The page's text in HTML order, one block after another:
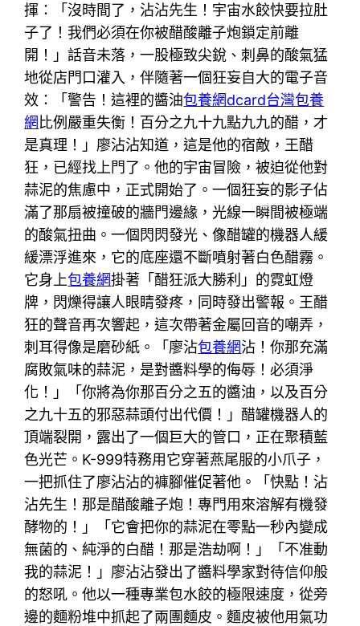
揮：「沒時間了，沾沾先生！宇宙水餃快要拉肚
子了！我們必須在你被醋酸離子炮鎖定前離
開！」話音未落，一股極致尖銳、刺鼻的酸氣猛
地從店門口灌入，伴隨著一個狂妄自大的電子音
效：「警告！這裡的醬油包養網dcard台灣包養
網 比例嚴重失衡！百分之九十九點九九的醋，才
是真理！」廖沾沾知道，這是他的宿敵，王醋
狂，已經找上門了。他的宇宙冒險，被迫從他對
蒜泥的焦慮中，正式開始了。一個狂妄的影子佔
滿了那扇被撞破的牆門邊緣，光線一瞬間被極端
的酸氣扭曲。一個閃閃發光、像醋罐的機器人緩
緩漂浮進來，它的底座還不斷噴射著白色醋霧。
它身上包養網掛著「醋狂派大勝利」的霓虹燈
牌，閃爍得讓人眼睛發疼，同時發出警報。王醋
狂的聲音再次響起，這次帶著金屬回音的嘲弄，
刺耳得像是磨砂紙。「廖沾包養網沾！你那充滿
腐敗氣味的蒜泥，是對醬料學的侮辱！必須淨
化！」「你將為你那百分之五的醬油，以及百分
之九十五的邪惡蒜頭付出代價！」醋罐機器人的
頂端裂開，露出了一個巨大的管口，正在聚積藍
色光芒。K-999特務用它穿著燕尾服的小爪子，
一把抓住了廖沾沾的褲腳催促著他。「快點！沾
沾先生！那是醋酸離子炮！專門用來溶解有機發
酵物的！」「它會把你的蒜泥在零點一秒內變成
無菌的、純淨的白醋！那是浩劫啊！」「不准動
我的蒜泥！」廖沾沾發出了醬料學家對待信仰般
的怒吼。他以一種專業包水餃的極限速度，從旁
邊的麵粉堆中抓起了兩團麵皮。麵皮被他用氣功